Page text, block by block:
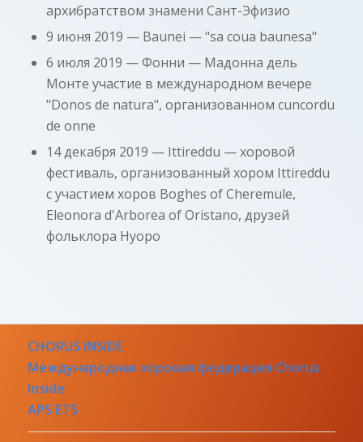
архибратством знамени Сант-Эфизио
9 июня 2019 — Baunei — "sa coua baunesa"
6 июля 2019 — Фонни — Мадонна дель
Монте участие в международном вечере
"Donos de natura", организованном cuncordu
de onne
14 декабря 2019 — Ittireddu — хоровой
фестиваль, организованный хором Ittireddu
с участием хоров Boghes of Cheremule,
Eleonora d'Arborea of Oristano, друзей
фольклора Нуоро
CHORUS INSIDE
Международная хоровая федерация Chorus
Inside
APS ETS